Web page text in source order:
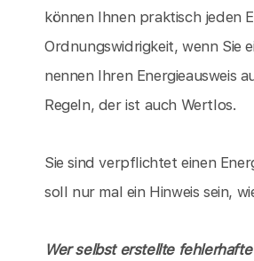
können Ihnen praktisch jeden
Ordnungswidrigkeit, wenn Sie
nennen Ihren Energieausweis
Regeln, der ist auch Wertlos.
Sie sind verpflichtet einen
soll nur mal ein Hinweis sein,
Wer selbst erstellte